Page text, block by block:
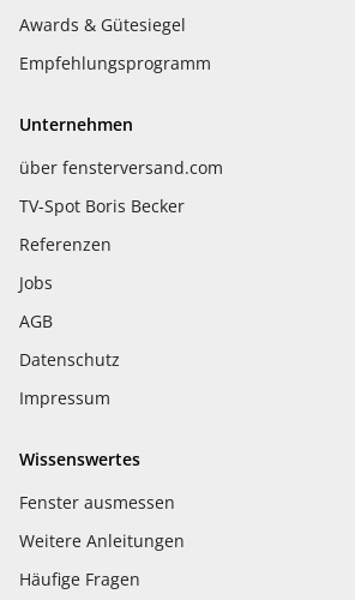
Awards & Gütesiegel
Empfehlungsprogramm
Unternehmen
über fensterversand.com
TV-Spot Boris Becker
Referenzen
Jobs
AGB
Datenschutz
Impressum
Wissenswertes
Fenster ausmessen
Weitere Anleitungen
Häufige Fragen